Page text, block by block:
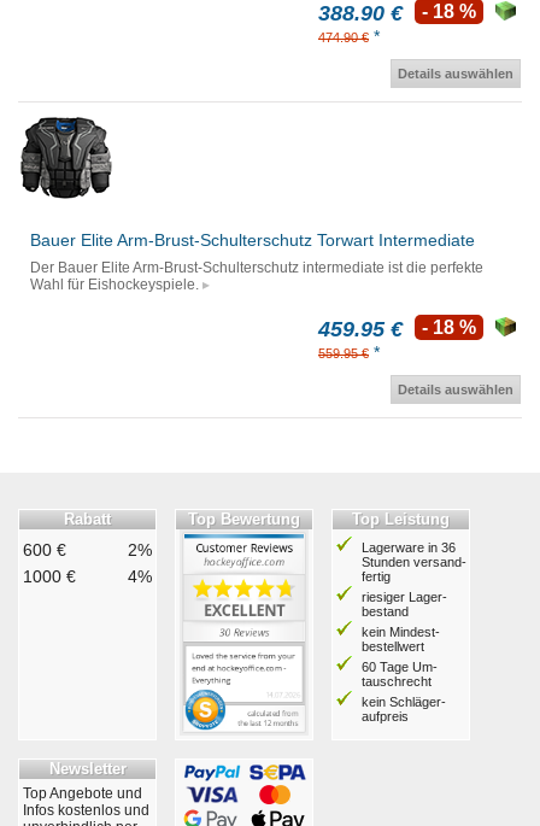
388.90 €
474.90 € *
- 18 %
Details auswählen
Bauer Elite Arm-Brust-Schulterschutz Torwart Intermediate
Der Bauer Elite Arm-Brust-Schulterschutz intermediate ist die perfekte
Wahl für Eishockeyspiele.
459.95 €
559.95 € *
- 18 %
Details auswählen
Rabatt
600 €
2%
1000 €
4%
Top Bewertung Top Leistung
Lagerware in 36
Stunden ver­sand­
fertig
riesiger Lager­
bestand
kein Mindest­
bestell­wert
60 Tage Um­
tausch­recht
kein Schläger­
aufpreis
Newsletter
Top Angebote und
Infos kostenlos und